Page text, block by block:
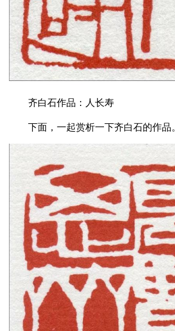
齐白石作品：人长寿
下面，一起赏析一下齐白石的作品。